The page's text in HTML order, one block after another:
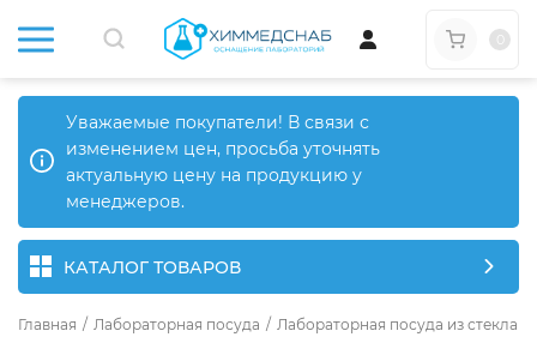
Уважаемые покупатели! В связи с
изменением цен, просьба уточнять
актуальную цену на продукцию у
менеджеров.
КАТАЛОГ ТОВАРОВ
Главная / Лабораторная посуда / Лабораторная посуда из стекла